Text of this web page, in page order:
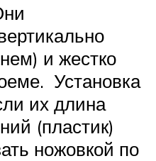
и жестко
Установка
их длина
(пластик)
ножовкой по